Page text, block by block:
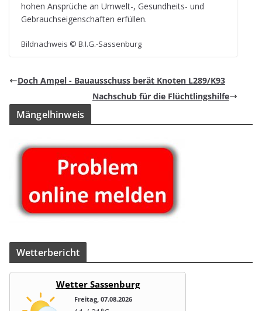
hohen Ansprü­che an Umwelt-, Gesund­heits- und
Gebrauchs­ei­gen­schaf­ten erfüllen.
Bild­nach­weis © B.I.G.-Sassenburg
Doch Ampel - Bau­aus­schuss berät Kno­ten L289/K93
Nach­schub für die Flüchtlingshilfe
Män­gel­hin­weis
Wet­ter­be­richt
Wetter Sassenburg
Freitag, 07.08.2026